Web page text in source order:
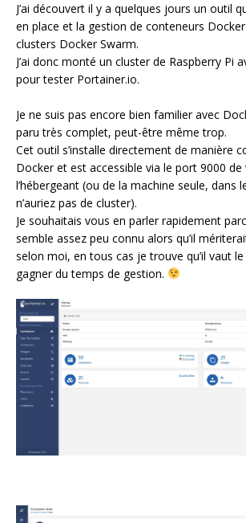
J’ai découvert il y a quelques jours un outil
en place et la gestion de conteneurs
clusters Docker Swarm.
J’ai donc monté un cluster de Raspberry Pi
pour tester Portainer.io.
Je ne suis pas encore bien familier avec
paru très complet, peut-être même trop.
Cet outil s’installe directement de manière
Docker et est accessible via le port 9000
l’hébergeant (ou de la machine seule, dans
n’auriez pas de cluster).
Je souhaitais vous en parler rapidement
semble assez peu connu alors qu’il
selon moi, en tous cas je trouve qu’il vaut
gagner du temps de gestion.